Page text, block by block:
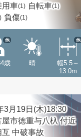
用車(1) 自転車(1)
負傷(1)
歳
他
晴
幅5.5～
13.0m
他
3月19日(木)18:30
屋市徳重与八杁 付近
中破事故